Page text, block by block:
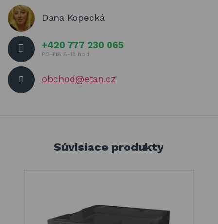
Dana Kopecká
+420 777 230 065
PO-PIA 8-18 hod.
obchod@etan.cz
Súvisiace produkty